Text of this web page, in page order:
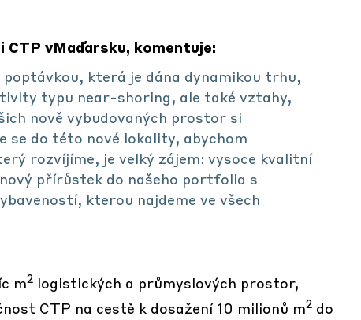
vMaďarsku, komentuje:
která je dána dynamikou trhu,
typu near-shoring, ale také vztahy,
nově vybudovaných prostor si
se do této nové lokality, abychom
rozvíjíme, je velký zájem: vysoce kvalitní
přírůstek do našeho portfolia s
kterou najdeme ve všech
m2 logistických a průmyslových prostor,
CTP na cestě k dosažení 10 milionů m2 do